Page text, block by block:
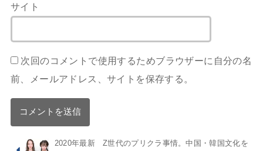
サイト
次回のコメントで使用するためブラウザーに自分の名
前、メールアドレス、サイトを保存する。
2020年最新 Z世代のプリクラ事情。中国・韓国文化を